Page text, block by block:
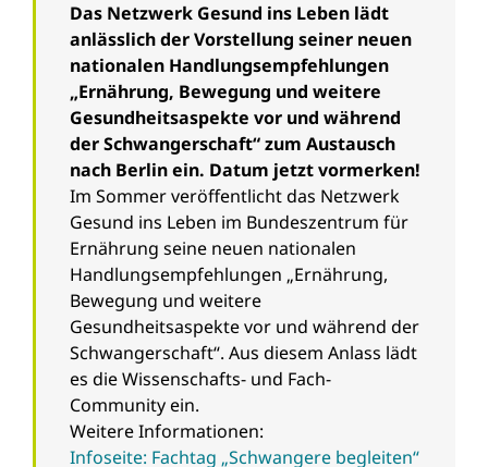
Das Netzwerk Gesund ins Leben lädt
anlässlich der Vorstellung seiner neuen
nationalen Handlungsempfehlungen
„Ernährung, Bewegung und weitere
Gesundheitsaspekte vor und während
der Schwangerschaft“ zum Austausch
nach Berlin ein. Datum jetzt vormerken!
Im Sommer veröffentlicht das Netzwerk
Gesund ins Leben im Bundeszentrum für
Ernährung seine neuen nationalen
Handlungsempfehlungen „Ernährung,
Bewegung und weitere
Gesundheitsaspekte vor und während der
Schwangerschaft“. Aus diesem Anlass lädt
es die Wissenschafts- und Fach-
Community ein.
Weitere Informationen:
Infoseite: Fachtag „Schwangere begleiten“